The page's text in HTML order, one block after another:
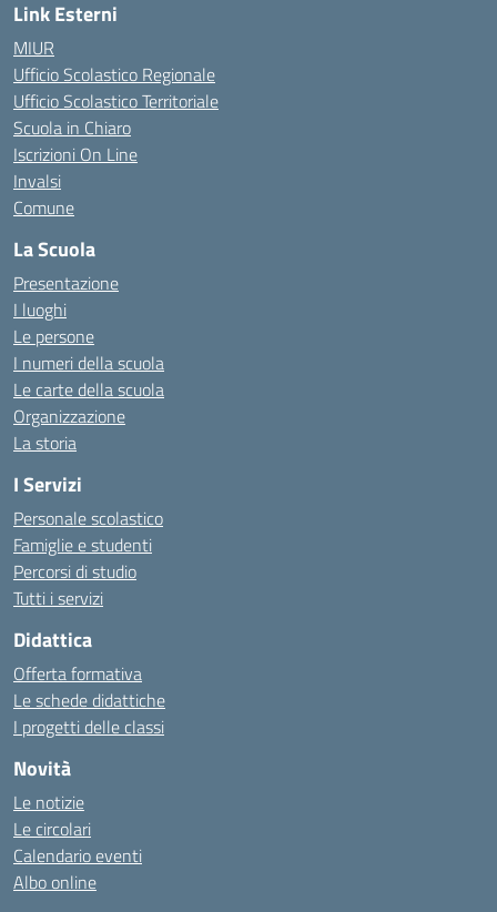
Link Esterni
MIUR
Ufficio Scolastico Regionale
Ufficio Scolastico Territoriale
Scuola in Chiaro
Iscrizioni On Line
Invalsi
Comune
La Scuola
Presentazione
I luoghi
Le persone
I numeri della scuola
Le carte della scuola
Organizzazione
La storia
I Servizi
Personale scolastico
Famiglie e studenti
Percorsi di studio
Tutti i servizi
Didattica
Offerta formativa
Le schede didattiche
I progetti delle classi
Novità
Le notizie
Le circolari
Calendario eventi
Albo online